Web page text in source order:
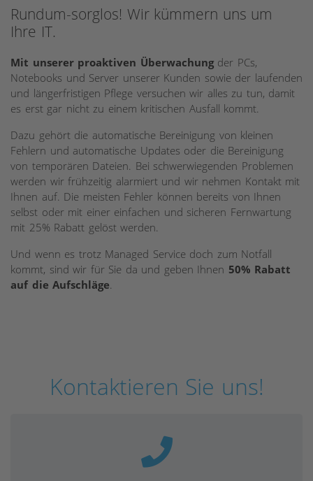
Rundum-sorglos! Wir kümmern uns um
Ihre IT.
Mit unserer proaktiven Überwachungder PCs,
Notebooks und Server unserer Kunden sowie der laufenden
und längerfristigen Pflege versuchen wir alles zu tun, damit
es erst gar nicht zu einem kritischen Ausfall kommt.
Dazu gehört die automatische Bereinigung von kleinen
Fehlern und automatische Updates oder die Bereinigung
von temporären Dateien. Bei schwerwiegenden Problemen
werden wir frühzeitig alarmiert und wir nehmen Kontakt mit
Ihnen auf. Die meisten Fehler können bereits von Ihnen
selbst oder mit einer einfachen und sicheren Fernwartung
mit 25% Rabatt gelöst werden.
Und wenn es trotz Managed Service doch zum Notfall
kommt, sind wir für Sie da und geben Ihnen 50% Rabatt
auf die Aufschläge.
Kontaktieren Sie uns!